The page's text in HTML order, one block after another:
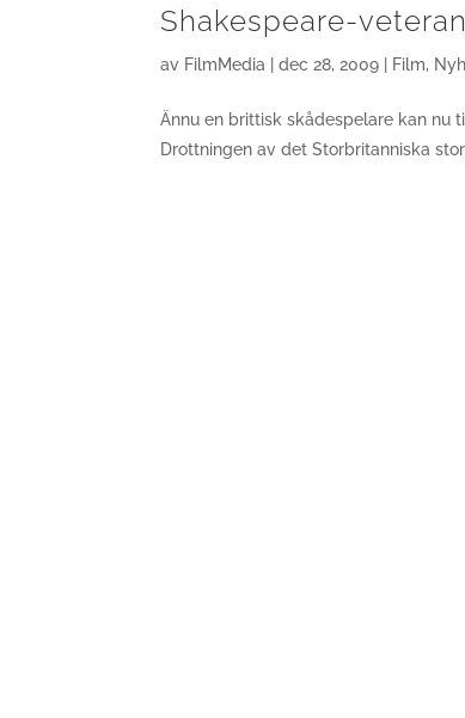
Shakespeare-
av FilmMedia |dec 28, 2009 Film,
Ännu en brittisk skådespelare kan nu
Drottningen av det Storbritanniska